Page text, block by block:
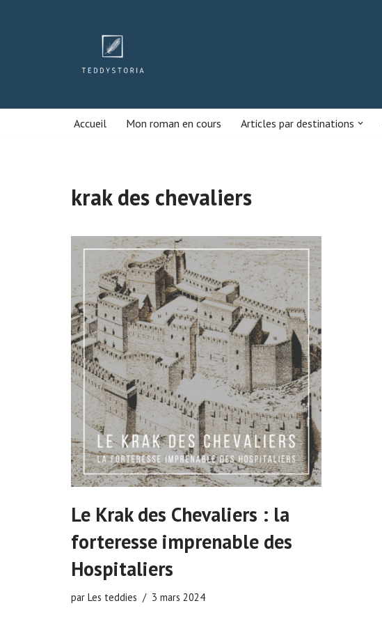
Accueil Mon roman en cours Articles par destinations
krak des chevaliers
Le Krak des Chevaliers : la
forteresse imprenable des
Hospitaliers
par Les teddies 3 mars 2024